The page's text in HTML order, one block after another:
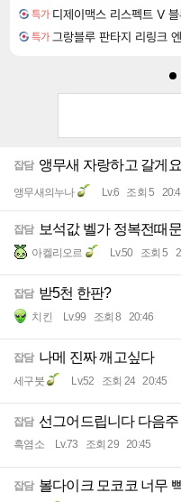
특가
특가
잡담 앵무새 자랑하고 갈게요
앵무새의누나 Lv.6 조회 5
잡담 보석값 벨가 정복전때
아켈리오르 Lv.50 조회 5
잡담 받5천 한판?
치킨 Lv.99 조회 8 20:46
잡담 나메 진짜 깨고싶다
세구붓 Lv.52 조회 24 20:45
잡담 선그어드립니다 다음
흑염소 Lv.73 조회 29 20:45
잡담 볼다이크 모코코 너무